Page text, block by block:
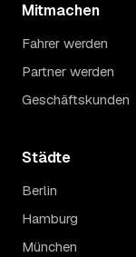
Mitmachen
Fahrer werden
Partner werden
Geschäftskunden
Städte
Berlin
Hamburg
München